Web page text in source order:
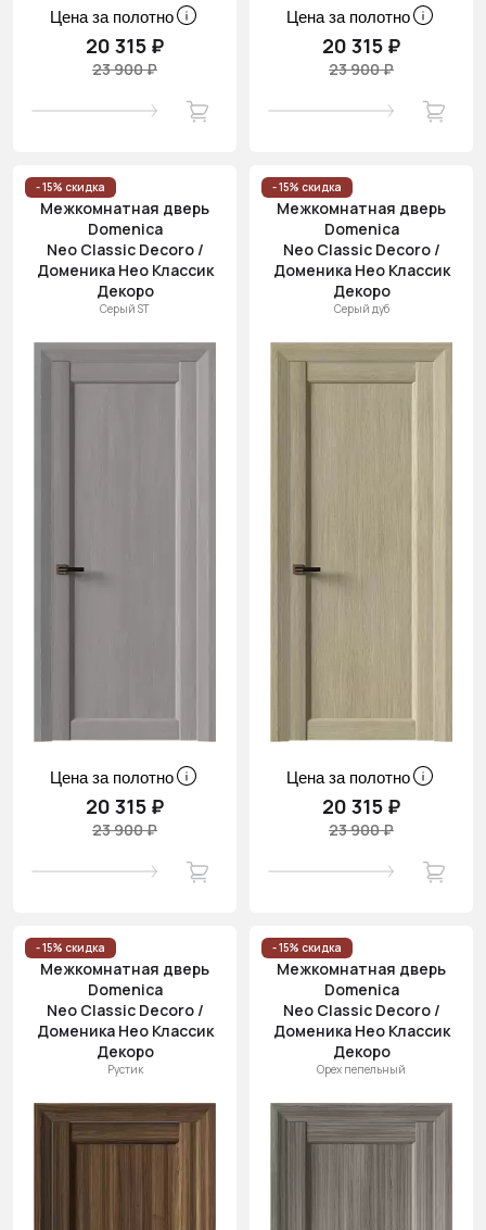
Цена за полотно
20 315 ₽
23 900 ₽
Цена за полотно
20 315 ₽
23 900 ₽
- 15% скидка
Межкомнатная дверь
Domenica
Neo Classic Decoro /
Доменика Нео Классик
Декоро
Серый ST
Цена за полотно
20 315 ₽
23 900 ₽
- 15% скидка
Межкомнатная дверь
Domenica
Neo Classic Decoro /
Доменика Нео Классик
Декоро
Серый дуб
Цена за полотно
20 315 ₽
23 900 ₽
- 15% скидка
Межкомнатная дверь
Domenica
Neo Classic Decoro /
Доменика Нео Классик
Декоро
Рустик
- 15% скидка
Межкомнатная дверь
Domenica
Neo Classic Decoro /
Доменика Нео Классик
Декоро
Орех пепельный